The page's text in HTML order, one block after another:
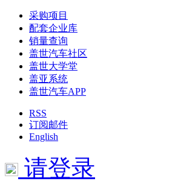
采购项目
配套企业库
销量查询
盖世汽车社区
盖世大学堂
盖亚系统
盖世汽车APP
RSS
订阅邮件
English
请登录